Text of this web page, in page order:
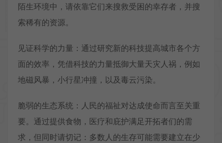
陌生环境中，请依靠它们来搜救受困的幸存者，并搜
索稀有的资源。
见证科学的力量：通过研究新的科技提高城市各个方
面的效率，凭借科技的力量抵御大量天灾人祸，例如
地磁风暴，小行星冲撞，以及毒云污染。
脆弱的生态系统：人民的福祉对达成使命而言至关重
要。通过提供食物，医疗和庇护满足开拓者们的需
求，但同时请切记：多数人的生存可能需要建立在少